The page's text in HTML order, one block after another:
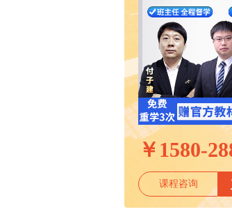
￥ 1580-
课程咨询